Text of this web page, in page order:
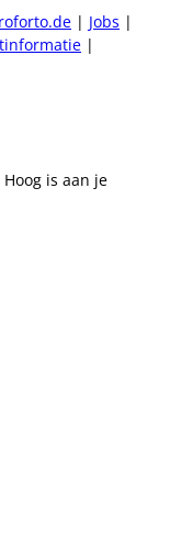
| Jobs |
|
Hoog is aan je